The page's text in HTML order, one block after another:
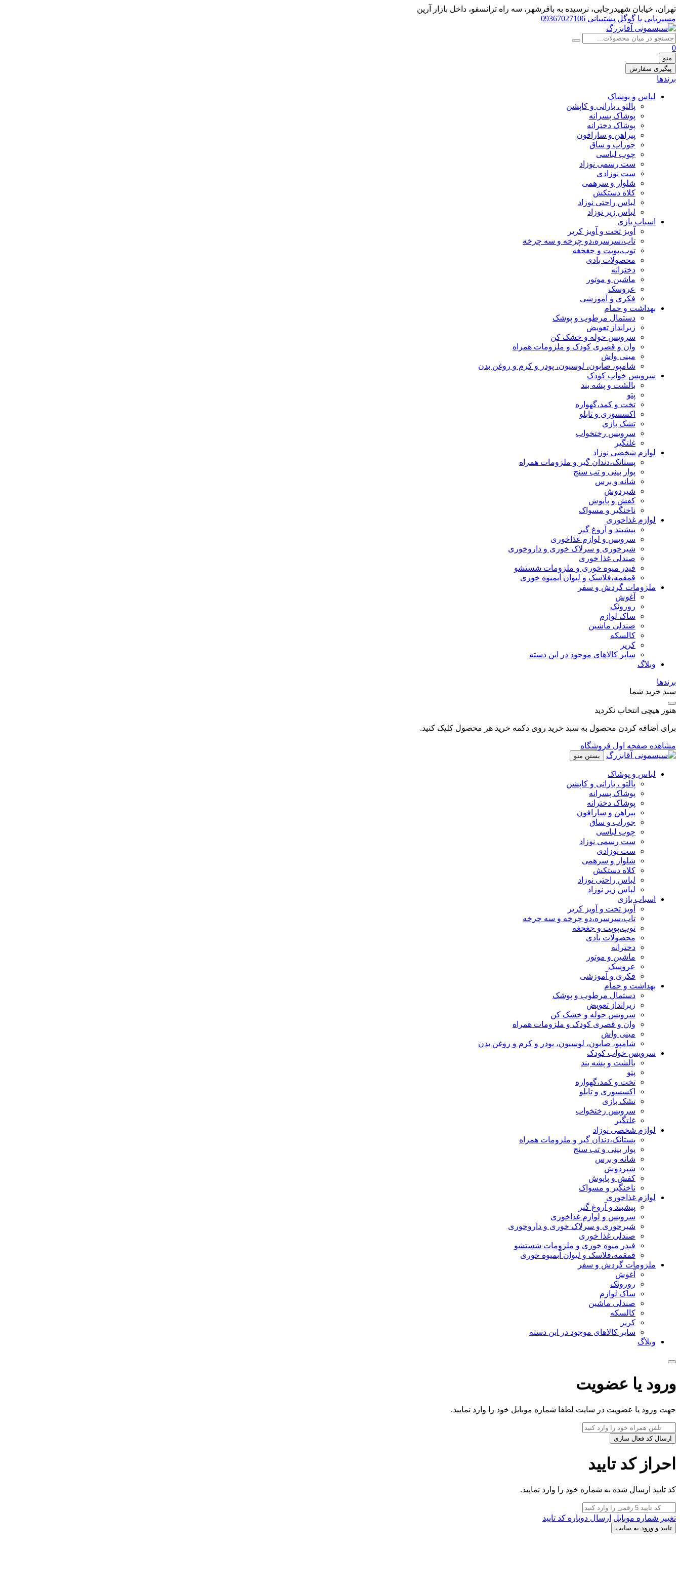
تهران، خيابان شهيدرجايى، نرسیده به باقرشهر، سه راه ترانسفو، داخل بازار آرین
مسیریابی با گوگل پشتیبانی 09367027106
0
منو
پیگیری سفارش
برندها
لباس و پوشاک
پالتو ، بارانی و کاپشن
پوشاک پسرانه
پوشاک دخترانه
پیراهن و سارافون
جوراب و ساق
چوب لباسی
ست رسمی نوزاد
ست نوزادی
شلوار و سرهمی
کلاه دستکش
لباس راحتی نوزاد
لباس زیر نوزاد
اسباب بازی
آویز تخت و آویز کریر
تاب،سرسره،دو چرخه و سه چرخه
توپ،پوپت و جغجغه
محصولات بادی
دخترانه
ماشین و موتور
عروسک
فکری و آموزشی
بهداشت و حمام
دستمال مرطوب و پوشک
زیرانداز تعویض
سرویس حوله و خشک کن
وان و قصری کودک و ملزومات همراه
مینی واش
شامپو، صابون، لوسیون، پودر و کرم و روغن بدن
سرویس خواب کودک
بالشت و پشه بند
پتو
تخت و کمد،گهواره
اکسسوری و تابلو
تشک بازی
سرویس رختخواب
غلتگیر
لوازم شخصی نوزاد
پستانک،دندان گیر و ملزومات همراه
پوار بینی و تب سنج
شانه و برس
شیردوش
کفش و پاپوش
ناخنگیر و مسواک
لوازم غذاخوری
پیشبند و آروغ گیر
سرویس و لوازم غذاخوری
شیرخوری و سرلاک خوری و داروخوری
صندلی غذا خوری
فیدر میوه خوری و ملزومات شستشو
قمقمه،فلاسک و لیوان آبمیوه خوری
ملزومات گردش و سفر
آغوش
روروئک
ساک لوازم
صندلی ماشین
کالسکه
کریر
سایر کالاهای موجود در این دسته
وبلاگ
برندها
سبد خرید شما
هنوز هیچی انتخاب نکردید
برای اضافه کردن محصول به سبد خرید روی دکمه خرید هر محصول کلیک کنید.
مشاهده صفحه اول فروشگاه
بستن منو
لباس و پوشاک
پالتو ، بارانی و کاپشن
پوشاک پسرانه
پوشاک دخترانه
پیراهن و سارافون
جوراب و ساق
چوب لباسی
ست رسمی نوزاد
ست نوزادی
شلوار و سرهمی
کلاه دستکش
لباس راحتی نوزاد
لباس زیر نوزاد
اسباب بازی
آویز تخت و آویز کریر
تاب،سرسره،دو چرخه و سه چرخه
توپ،پوپت و جغجغه
محصولات بادی
دخترانه
ماشین و موتور
عروسک
فکری و آموزشی
بهداشت و حمام
دستمال مرطوب و پوشک
زیرانداز تعویض
سرویس حوله و خشک کن
وان و قصری کودک و ملزومات همراه
مینی واش
شامپو، صابون، لوسیون، پودر و کرم و روغن بدن
سرویس خواب کودک
بالشت و پشه بند
پتو
تخت و کمد،گهواره
اکسسوری و تابلو
تشک بازی
سرویس رختخواب
غلتگیر
لوازم شخصی نوزاد
پستانک،دندان گیر و ملزومات همراه
پوار بینی و تب سنج
شانه و برس
شیردوش
کفش و پاپوش
ناخنگیر و مسواک
لوازم غذاخوری
پیشبند و آروغ گیر
سرویس و لوازم غذاخوری
شیرخوری و سرلاک خوری و داروخوری
صندلی غذا خوری
فیدر میوه خوری و ملزومات شستشو
قمقمه،فلاسک و لیوان آبمیوه خوری
ملزومات گردش و سفر
آغوش
روروئک
ساک لوازم
صندلی ماشین
کالسکه
کریر
سایر کالاهای موجود در این دسته
وبلاگ
ورود یا عضویت
جهت ورود یا عضویت در سایت لطفا شماره موبایل خود را وارد نمایید.
ارسال کد فعال سازی
احراز کد تایید
کد تایید ارسال شده به شماره خود را وارد نمایید.
تغییر شماره موبایل ارسال دوباره کد تایید
تایید و ورود به سایت